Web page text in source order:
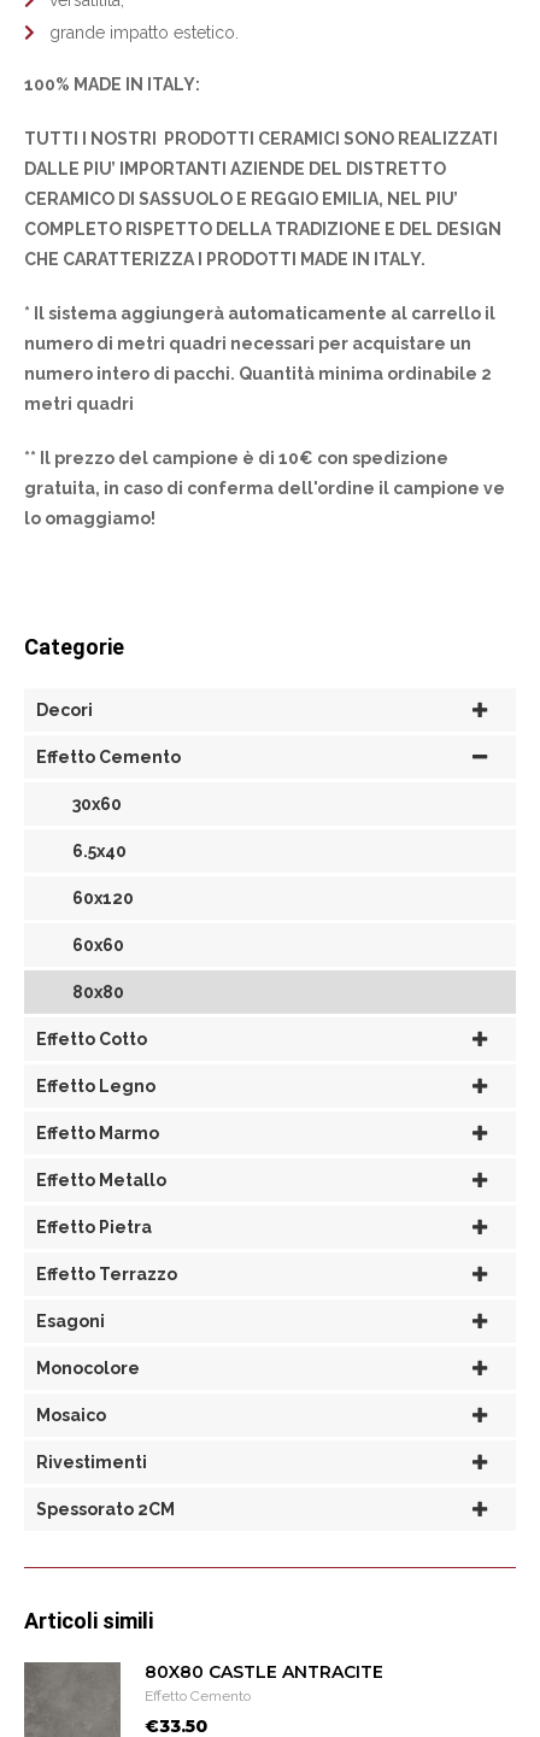
grande impatto estetico.
100% MADE IN ITALY:
TUTTI I NOSTRI PRODOTTI CERAMICI SONO REALIZZATI
DALLE PIU’ IMPORTANTI AZIENDE DEL DISTRETTO
CERAMICO DI SASSUOLO E REGGIO EMILIA, NEL PIU’
COMPLETO RISPETTO DELLA TRADIZIONE E DEL DESIGN
CHE CARATTERIZZA I PRODOTTI MADE IN ITALY.
* Il sistema aggiungerà automaticamente al carrello il
numero di metri quadri necessari per acquistare un
numero intero di pacchi. Quantità minima ordinabile 2
metri quadri
** Il prezzo del campione è di 10€ con spedizione
gratuita, in caso di conferma dell'ordine il campione ve
lo omaggiamo!
Categorie
Decori
Effetto Cemento
30x60
6.5x40
60x120
60x60
80x80
Effetto Cotto
Effetto Legno
Effetto Marmo
Effetto Metallo
Effetto Pietra
Effetto Terrazzo
Esagoni
Monocolore
Mosaico
Rivestimenti
Spessorato 2CM
Articoli simili
80X80 CASTLE ANTRACITE
Effetto Cemento
€33.50